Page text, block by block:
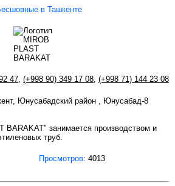
в Ташкенте
47, (+998 90) 349 17 08, (+998 71) 144 23 08
Юнусабадский район , Юнусабад-8
BARAKAT" занимается производством и
труб.
Просмотров: 4013